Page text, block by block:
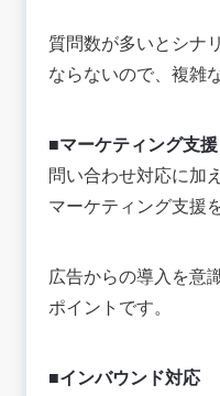
質問数が多いとシナ
ならないので、複雑
■マーケティング支援
問い合わせ対応に加
マーケティング支援
広告からの導入を意
ポイントです。
■インバウンド対応